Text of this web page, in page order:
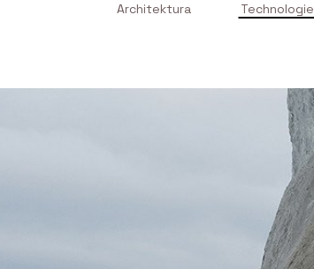
Architektura Technologie